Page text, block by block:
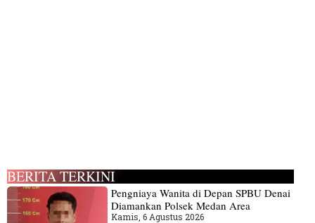
BERITA TERKINI
Pengniaya Wanita di Depan SPBU Denai
Diamankan Polsek Medan Area
Kamis, 6 Agustus 2026